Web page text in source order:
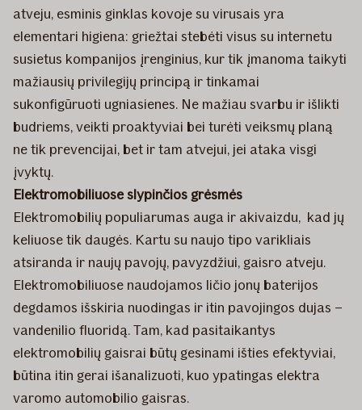
atveju, esminis ginklas kovoje su virusais yra
elementari higiena: griežtai stebėti visus su internetu
susietus kompanijos įrenginius, kur tik įmanoma taikyti
mažiausių privilegijų principą ir tinkamai
sukonfigūruoti ugniasienes. Ne mažiau svarbu ir išlikti
budriems, veikti proaktyviai bei turėti veiksmų planą
ne tik prevencijai, bet ir tam atvejui, jei ataka visgi
įvyktų.
Elektromobiliuose slypinčios grėsmės
Elektromobilių populiarumas auga ir akivaizdu, kad jų
keliuose tik daugės. Kartu su naujo tipo varikliais
atsiranda ir naujų pavojų, pavyzdžiui, gaisro atveju.
Elektromobiliuose naudojamos ličio jonų baterijos
degdamos išskiria nuodingas ir itin pavojingos dujas –
vandenilio fluoridą. Tam, kad pasitaikantys
elektromobilių gaisrai būtų gesinami išties efektyviai,
būtina itin gerai išanalizuoti, kuo ypatingas elektra
varomo automobilio gaisras.